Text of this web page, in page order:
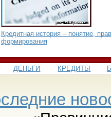
Кредитная история – понятие,
формирования
ДЕНЬГИ КРЕДИТЫ